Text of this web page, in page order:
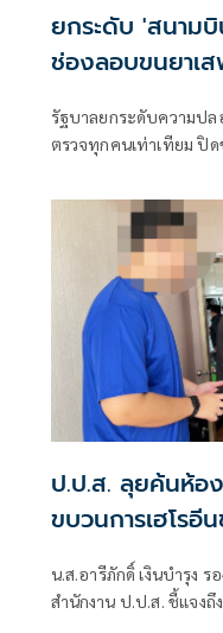
ยกระดับ 'สนาม
ช่องลอบขนยาเ
รัฐบาลยกระดับความป
ตรวจทุกคนเท่าเทียม ปิ
ป.ป.ส. ลุยค้นห้อ
ขบวนการเฮโรอี
น.ส.อารีภักดิ์ เงินบำรุง ร
สำนักงาน ป.ป.ส. ชี้แจงถึ